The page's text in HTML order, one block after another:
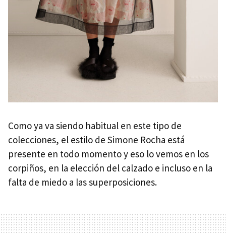
Como ya va siendo habitual en este tipo de
colecciones, el estilo de Simone Rocha está
presente en todo momento y eso lo vemos en los
corpiños, en la elección del calzado e incluso en la
falta de miedo a las superposiciones.